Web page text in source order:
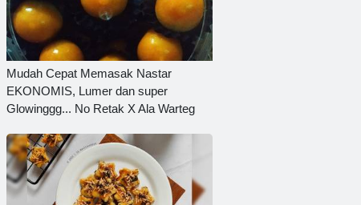
Mudah Cepat Memasak Nastar
EKONOMIS, Lumer dan super
Glowinggg... No Retak X Ala Warteg